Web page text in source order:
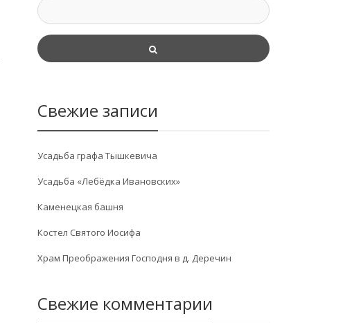
Свежие записи
Усадьба графа Тышкевича
Усадьба «Лебёдка Ивановских»
Каменецкая башня
Костел Святого Иосифа
Храм Преображения Господня в д. Деречин
Свежие комментарии